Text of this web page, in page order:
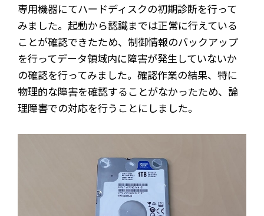
専用機器にてハードディスクの初期診断を行って
みました。起動から認識までは正常に行えている
ことが確認できたため、制御情報のバックアップ
を行ってデータ領域内に障害が発生していないか
の確認を行ってみました。確認作業の結果、特に
物理的な障害を確認することがなかったため、論
理障害での対応を行うことにしました。